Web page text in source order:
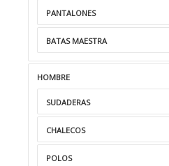
PANTALONES
BATAS MAESTRA
HOMBRE
SUDADERAS
CHALECOS
POLOS